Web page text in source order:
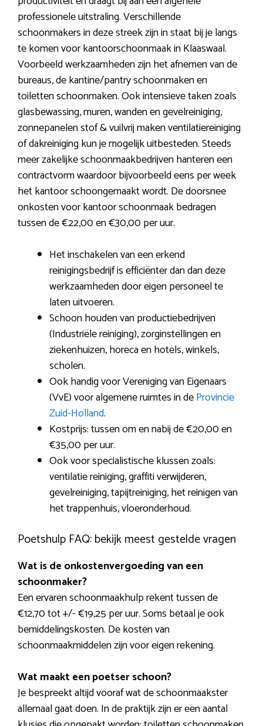
professionele uitstraling. Verschillende
schoonmakers in deze streek zijn in staat bij je langs
te komen voor kantoorschoonmaak in Klaaswaal.
Voorbeeld werkzaamheden zijn het afnemen van de
bureaus, de kantine/pantry schoonmaken en
toiletten schoonmaken. Ook intensieve taken zoals
glasbewassing, muren, wanden en gevelreiniging,
zonnepanelen stof & vuilvrij maken ventilatiereiniging
of dakreiniging kun je mogelijk uitbesteden. Steeds
meer zakelijke schoonmaakbedrijven hanteren een
contractvorm waardoor bijvoorbeeld eens per week
het kantoor schoongemaakt wordt. De doorsnee
onkosten voor kantoor schoonmaak bedragen
tussen de €22,00 en €30,00 per uur.
Het inschakelen van een erkend
reinigingsbedrijf is efficiënter dan dan deze
werkzaamheden door eigen personeel te
laten uitvoeren.
Schoon houden van productiebedrijven
(Industriële reiniging), zorginstellingen en
ziekenhuizen, horeca en hotels, winkels,
scholen.
Ook handig voor Vereniging van Eigenaars
(VvE) voor algemene ruimtes in deProvincie
Zuid-Holland.
Kostprijs: tussen om en nabij de €20,00 en
€35,00 per uur.
Ook voor specialistische klussen zoals:
ventilatie reiniging, graffiti verwijderen,
gevelreiniging, tapijtreiniging, het reinigen van
het trappenhuis, vloeronderhoud.
Poetshulp FAQ: bekijk meest gestelde vragen
Wat is de onkostenvergoeding van een
schoonmaker?
Een ervaren schoonmaakhulp rekent tussen de
€12,70 tot +/- €19,25 per uur. Soms betaal je ook
bemiddelingskosten. De kosten van
schoonmaakmiddelen zijn voor eigen rekening.
Wat maakt een poetser schoon?
Je bespreekt altijd vooraf wat de schoonmaakster
allemaal gaat doen. In de praktijk zijn er een aantal